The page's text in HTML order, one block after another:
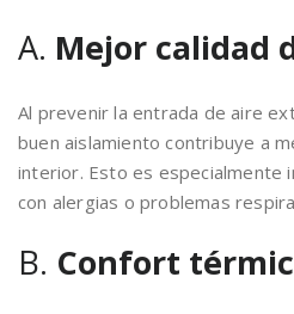
A. Mejor calidad
Al prevenir la entrada de aire
buen aislamiento contribuye a
interior. Esto es especialmente
con alergias o problemas
B. Confort